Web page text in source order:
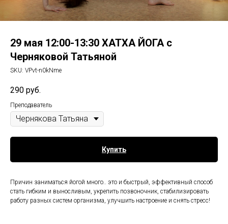
29 мая 12:00-13:30 ХАТХА ЙОГА с
Черняковой Татьяной
SKU: VPvt-n0kNme
290 руб.
Преподаватель
Купить
Причин заниматься йогой много.. это и быстрый, эффективный способ
стать гибким и выносливым, укрепить позвоночник, стабилизировать
работу разных систем организма, улучшить настроение и снять стресс!